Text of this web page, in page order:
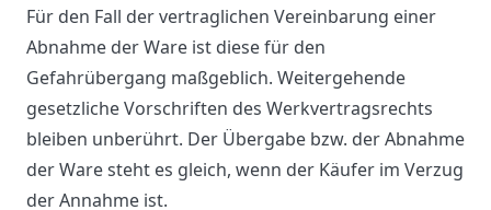
Für den Fall der vertraglichen Vereinbarung einer
Abnahme der Ware ist diese für den
Gefahrübergang maßgeblich. Weitergehende
gesetzliche Vorschriften des Werkvertragsrechts
bleiben unberührt. Der Übergabe bzw. der Abnahme
der Ware steht es gleich, wenn der Käufer im Verzug
der Annahme ist.